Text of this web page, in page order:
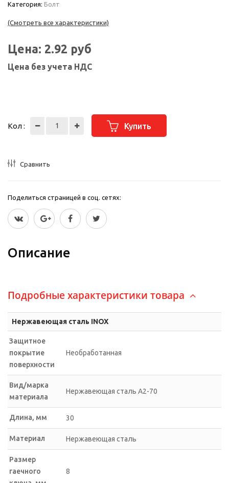
Категория: Болт
(Смотреть все характеристики)
Цена: 2.92 руб
Цена без учета НДС
Кол : Купить
Сравнить
Поделиться страницей в соц. сетях:
Описание
Подробные характеристики товара
Нержавеющая сталь INOX
Защитное
покрытие
поверхности
Необработанная
Вид/марка
материала
Нержавеющая сталь А2-70
Длина, мм 30
Материал Нержавеющая сталь
Размер
гаечного
8